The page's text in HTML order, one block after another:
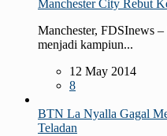
Manchester City Rebut
Manchester, FDSInews
menjadi kampiun...
12 May 2014
8
BTN La Nyalla Gagal
Teladan